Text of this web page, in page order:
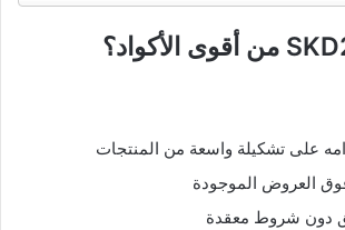
على تشكيلة واسعة من المنتجات
العروض الموجودة
دون شروط معقدة